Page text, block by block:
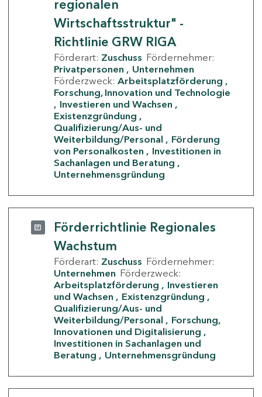
regionalen
Wirtschaftsstruktur" -
Richtlinie GRW RIGA
Förderart: Zuschuss Fördernehmer:
Privatpersonen
Unternehmen
Förderzweck: Arbeitsplatzförderung
Forschung, Innovation und Technologie
Investieren und Wachsen
Existenzgründung
Qualifizierung/Aus- und
Weiterbildung/Personal
Förderung
von Personalkosten
Investitionen in
Sachanlagen und Beratung
Unternehmensgründung
Förderrichtlinie Regionales
Wachstum
Förderart: Zuschuss Fördernehmer:
Unternehmen Förderzweck:
Arbeitsplatzförderung
Investieren
und Wachsen
Existenzgründung
Qualifizierung/Aus- und
Weiterbildung/Personal
Forschung,
Innovationen und Digitalisierung
Investitionen in Sachanlagen und
Beratung
Unternehmensgründung